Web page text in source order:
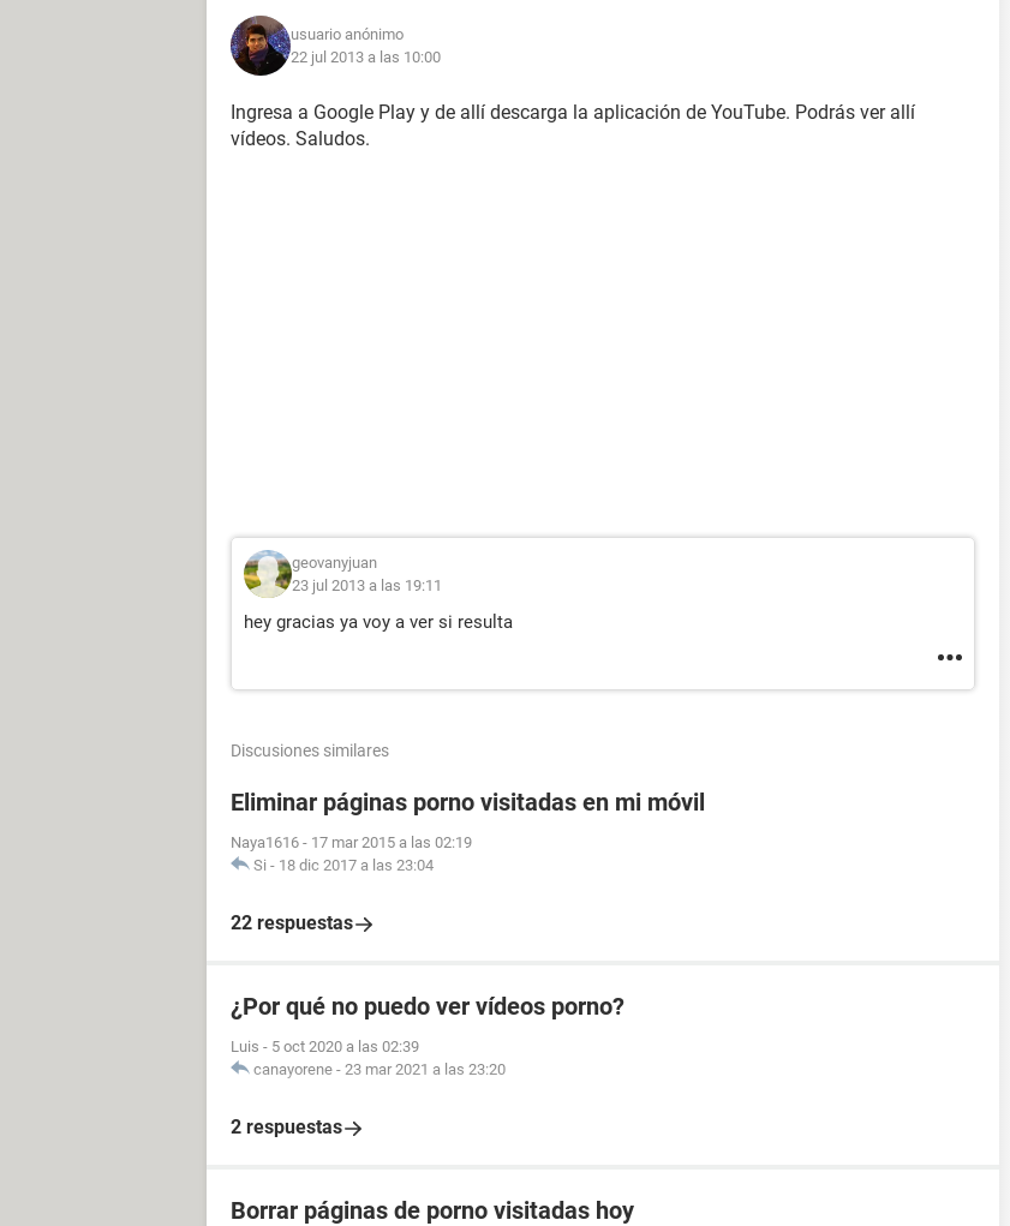
usuario anónimo
22 jul 2013 a las 10:00
Ingresa a Google Play y de allí descarga la aplicación de YouTube. Podrás ver allí
vídeos. Saludos.
geovanyjuan
23 jul 2013 a las 19:11
hey gracias ya voy a ver si resulta
Discusiones similares
Eliminar páginas porno visitadas en mi móvil
Naya1616 - 17 mar 2015 a las 02:19
Si - 18 dic 2017 a las 23:04
22 respuestas
¿Por qué no puedo ver vídeos porno?
Luis - 5 oct 2020 a las 02:39
canayorene - 23 mar 2021 a las 23:20
2 respuestas
Borrar páginas de porno visitadas hoy